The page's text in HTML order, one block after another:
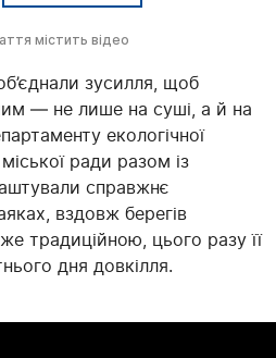
містить відео
зусилля, щоб
— не лише на суші, а й на
екологічної
ради разом із
справжнє
вздовж берегів
традиційною, цього разу її
дня довкілля.